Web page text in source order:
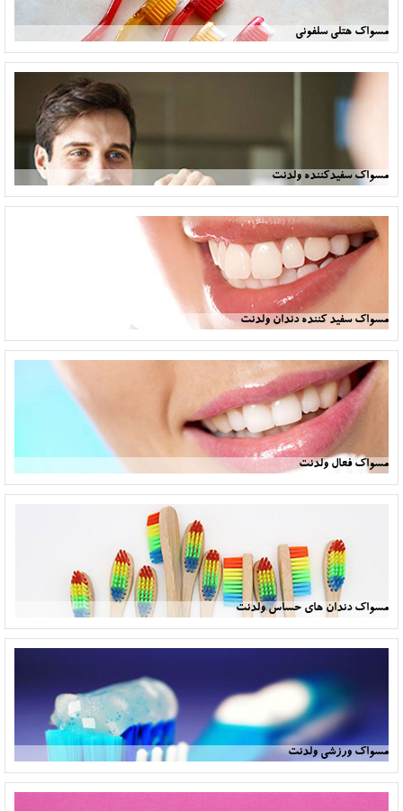
مسواک هتلی سلفونی
مسواک سفیدکننده ولدنت
مسواک سفید کننده دندان ولدنت
مسواک فعال ولدنت
مسواک دندان های حساس ولدنت
مسواک ورزشی ولدنت